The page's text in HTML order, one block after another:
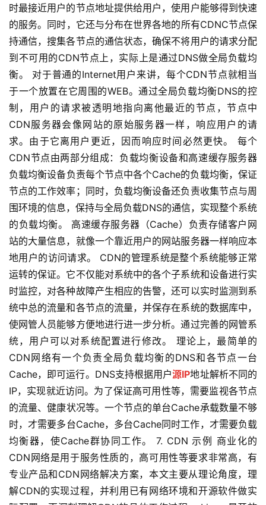
区
优
速
盾
动
态
时最接近用户的节点地址提供给用户，使用户能够得到快速
的服务。同时，它还与分布在世界各地的所有CDNC节点保
持通信，搜集各节点的通信状态，确保不将用户的请求分配
到不可用的CDN节点上，实际上是通过DNS做全局负载均
衡。 对于普通的Internet用户来讲，每个CDN节点就相当
于一个放置在它周围的WEB。通过全局负载均衡DNS的控
制，用户的请求被透明地指向离他最近的节点，节点中
CDN服务器会像网站的原始服务器一样，响应用户的请
求。由于它离用户更近，因而响应时间必然更快。 每个
CDN节点由两部分组成：负载均衡设备和高速缓存服务器
负载均衡设备负责每个节点中各个Cache的负载均衡，保证
节点的工作效率；同时，负载均衡设备还负责收集节点与周
围环境的信息，保持与全局负载DNS的通信，实现整个系统
的负载均衡。 高速缓存服务器（Cache）负责存储客户网
站的大量信息，就像一个靠近用户的网站服务器一样响应本
地用户的访问请求。 CDN的管理系统是整个系统能够正常
运转的保证。它不仅能对系统中的各个子系统和设备进行实
时监控，对各种故障产生相应的告警，还可以实时监测到系
统中总的流量和各节点的流量，并保存在系统的数据库中，
使网管人员能够方便地进行进一步分析。通过完善的网管系
统，用户可以对系统配置进行修改。 理论上，最简单的
CDN网络有一个负责全局负载均衡的DNS和各节点一台
Cache，即可运行。DNS支持根据用户源IP地址解析不同的
IP，实现就近访问。为了保证高可用性等，需要监视各节点
的流量、健康状况等。一个节点的单台Cache承载数量不够
时，才需要多台Cache，多台Cache同时工作，才需要负载
均衡器，使Cache群协同工作。 7. CDN 示例 商业化的
CDN网络是用于服务性质的，高可用性等要求非常高，有
专业产品和CDN网络解决方案，本文主要从理论角度，理
解CDN的实现过程，并利用已有网络环境和开源软件做实